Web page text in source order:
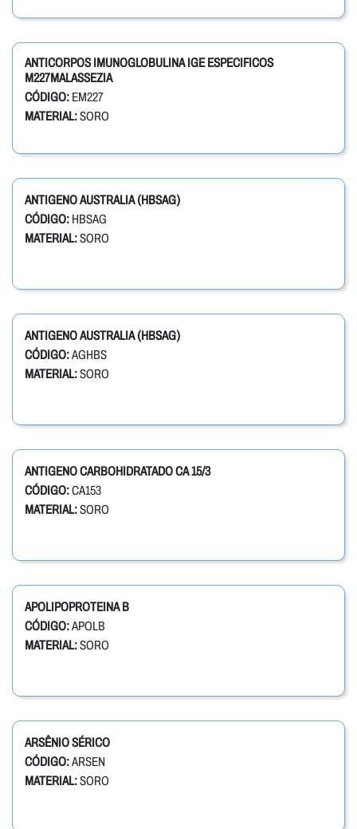
ANTICORPOS IMUNOGLOBULINA IGE ESPECIFICOS
M227MALASSEZIA
CÓDIGO: EM227
MATERIAL:SORO
ANTIGENO AUSTRALIA (HBSAG)
CÓDIGO: HBSAG
MATERIAL:SORO
ANTIGENO AUSTRALIA (HBSAG)
CÓDIGO:AGHBS
MATERIAL:SORO
ANTIGENO CARBOHIDRATADO CA 15/3
CÓDIGO:CA153
MATERIAL:SORO
APOLIPOPROTEINA B
CÓDIGO:APOLB
MATERIAL:SORO
ARSÊNIO SÉRICO
CÓDIGO:ARSEN
MATERIAL:SORO